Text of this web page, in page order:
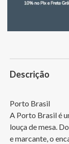
Descrição
Porto Brasil
A Porto Brasil é
louça de mesa.
e marcante, o